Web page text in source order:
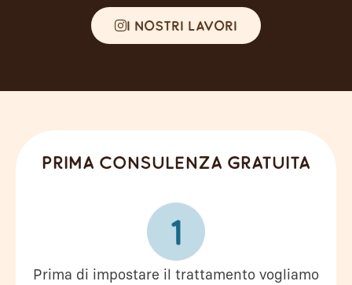
I nostri lavori
Prima consulenza gratuita
Prima di impostare il trattamento vogliamo